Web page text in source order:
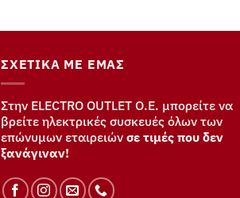
ΣΧΕΤΙΚΆ ΜΕ ΕΜΆΣ
Στην ELECTRO OUTLET Ο.Ε. μπορείτε να
βρείτε ηλεκτρικές συσκευές όλων των
επώνυμων εταιρειών σε τιμές που δεν
ξανάγιναν!